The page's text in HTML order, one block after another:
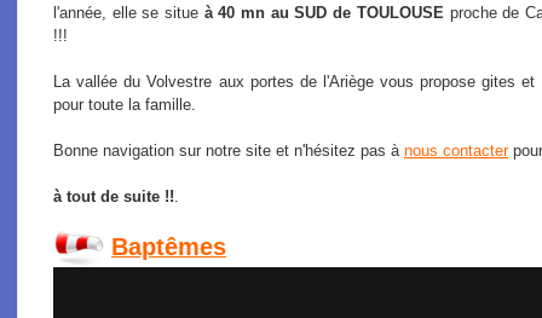
l'année, elle se situe à 40 mn au SUD de TOULOUSEproche de
!!!
La vallée du Volvestre aux portes de l'Ariège vous propose gites
pour toute la famille.
Bonne navigation sur notre site et n'hésitez pas à nous contacter
à tout de suite !!.
Baptêmes